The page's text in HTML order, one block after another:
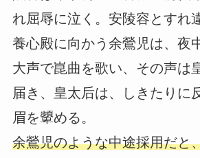
れ屈辱に泣く。安陵容とすれ
養心殿に向かう余鶯児は、夜
大声で崑曲を歌い、その声は
届き、皇太后は、しきたりに
眉を顰める。
余鶯児のような中途採用だと